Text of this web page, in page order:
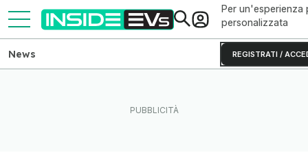
Per un'esperienza
personalizzata
REGISTRATI /
News